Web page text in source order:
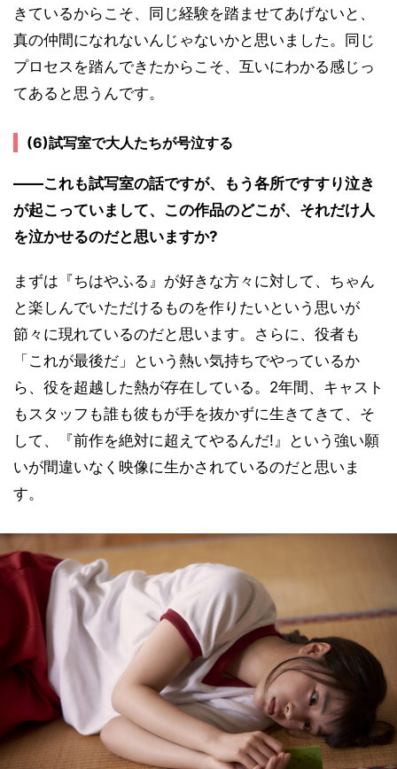
きているからこそ、同じ経験を踏ませてあげないと、
真の仲間になれないんじゃないかと思いました。同じ
プロセスを踏んできたからこそ、互いにわかる感じっ
てあると思うんです。
(6)試写室で大人たちが号泣する
――これも試写室の話ですが、もう各所ですすり泣き
が起こっていまして、この作品のどこが、それだけ人
を泣かせるのだと思いますか?
まずは『ちはやふる』が好きな方々に対して、ちゃん
と楽しんでいただけるものを作りたいという思いが
節々に現れているのだと思います。さらに、役者も
「これが最後だ」という熱い気持ちでやっているか
ら、役を超越した熱が存在している。2年間、キャスト
もスタッフも誰も彼もが手を抜かずに生きてきて、そ
して、『前作を絶対に超えてやるんだ!』という強い願
いが間違いなく映像に生かされているのだと思いま
す。